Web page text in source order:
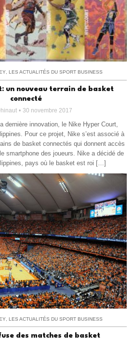
, LES ACTUALITÉS DU SPORT BUSINESS
un nouveau terrain de basket
connecté
30 novembre 2017
dernière innovation, le Nike Hyper Court,
Pour ce projet, Nike s’est associé à
de basket connectés qui donnent accès
smartphone des joueurs. Nike a décidé de
pays où le basket est roi […]
, LES ACTUALITÉS DU SPORT BUSINESS
des matches de basket